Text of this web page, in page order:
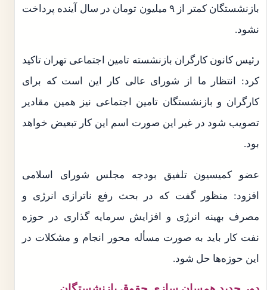
بازنشستگان کمتر از ۹ میلیون تومان در سال آینده پرداخت
نشود.
رئیس کانون کارگران بازنشسته تامین اجتماعی تهران تاکید
کرد: انتظار ما از شورای عالی کار این است که برای
کارگران و بازنشستگان تامین اجتماعی نیز همین مقادیر
تصویب شود در غیر این صورت اسم این کار تبعیض خواهد
بود.
عضو کمیسیون تلفیق بودجه مجلس شورای اسلامی
افزود: منظور گفت که در بحث رفع ناترازی انرژی و
مصرف بهینه انرژی و افزایش سرمایه گذاری در حوزه
نفت کار باید به صورت مسأله محور انجام و مشکلات در
این حوزه‌ها حل شود.